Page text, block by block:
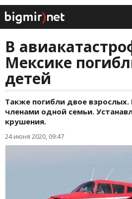
В
Мексике
детей
Также погибли двое
членами одной семьи.
крушения.
24 июня 2020, 09:47